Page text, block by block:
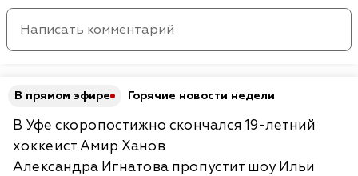
В прямом эфире Горячие новости недели
В Уфе скоропостижно скончался 19-летний
хоккеист Амир Ханов
Александра Игнатова пропустит шоу Ильи